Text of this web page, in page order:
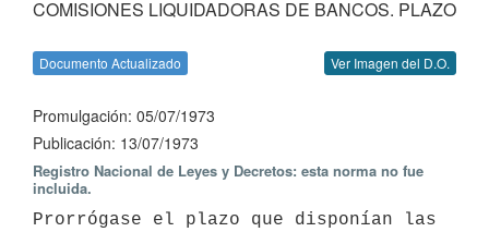
COMISIONES LIQUIDADORAS DE BANCOS. PLAZO
Documento Actualizado Ver Imagen del D.O.
Promulgación: 05/07/1973
Publicación: 13/07/1973
Registro Nacional de Leyes y Decretos: esta norma no fue
incluida.
Prorrógase el plazo que disponían las